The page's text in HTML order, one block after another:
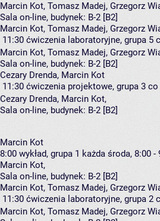
Marcin Kot, Tomasz Madej, Grzegorz
Sala on-line, budynek: B-2 [B2]
Marcin Kot, Tomasz Madej, Grzegorz
11:30 ćwiczenia laboratoryjne, grupa 5
Marcin Kot, Tomasz Madej, Grzegorz
Sala on-line, budynek: B-2 [B2]
Cezary Drenda, Marcin Kot
11:30 ćwiczenia projektowe, grupa 3 co
Cezary Drenda, Marcin Kot,
Sala on-line, budynek: B-2 [B2]
Marcin Kot
8:00 wykład, grupa 1 każda środa, 8:00 -
Marcin Kot,
Sala on-line, budynek: B-2 [B2]
Marcin Kot, Tomasz Madej, Grzegorz
11:30 ćwiczenia laboratoryjne, grupa 2
Marcin Kot, Tomasz Madej, Grzegorz